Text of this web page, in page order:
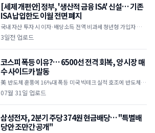
[세제 개편안] 정부, '생산적 금융 ISA' 신설… 기존
ISA 납입한도 이월 전면 폐지
국내 자산 투자 시 이자·배당소득 전액 비과세 청년형 가입자 납입
액 10% 추가 소득공제 기존 일반 ISA는 납입한도 이월 폐지 및 최
3일전 업로드
코스피 폭등 이유?… 6500선 전격 회복, 양 시장 매
수 사이드카 발동
美 반도체 훈풍에 16%대 폭등 미국 빅테크 실적 호조에 반도체 투
심 대폭 개선 외국인 5조 원 대 폭풍 매수 삼성전자·SK하이닉스 2
07월 31일 업로드
삼성전자, 2분기 주당 374원 현금배당… "특별배
당안 조만간 공개"